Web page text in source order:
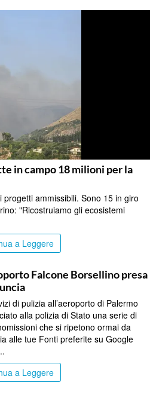
in campo 18 milioni per la
ammissibili. Sono 15 in giro
"Ricostruiamo gli ecosistemi
a Leggere
Falcone Borsellino presa
di pulizia all’aeroporto di Palermo
alla polizia di Stato una serie di
che si ripetono ormai da
alle tue Fonti preferite su Google
a Leggere